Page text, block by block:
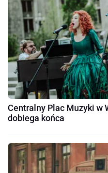
Centralny Plac Muzyki w
dobiega końca